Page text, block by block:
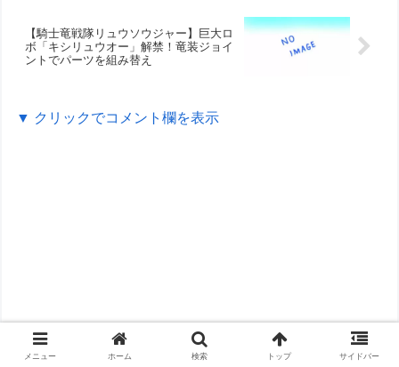
【騎士竜戦隊リュウソウジャー】巨大ロ
ボ「キシリュウオー」解禁！竜装ジョイ
ントでパーツを組み替え
▼ クリックでコメント欄を表示
メニュー ホーム 検索 トップ サイドバー